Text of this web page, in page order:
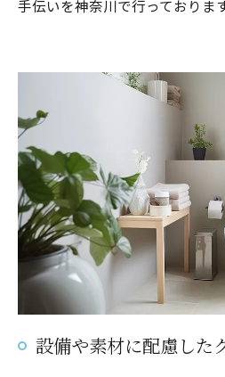
手伝いを神奈川で行っております
設備や素材に配慮した